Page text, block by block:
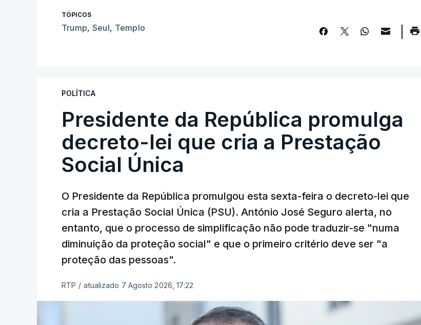
TÓPICOS
Trump, Seul, Templo
POLÍTICA
Presidente da República promulga
decreto-lei que cria a Prestação
Social Única
O Presidente da República promulgou esta sexta-feira o decreto-lei que
cria a Prestação Social Única (PSU). António José Seguro alerta, no
entanto, que o processo de simplificação não pode traduzir-se "numa
diminuição da proteção social" e que o primeiro critério deve ser "a
proteção das pessoas".
RTP / atualizado 7 Agosto 2026, 17:22